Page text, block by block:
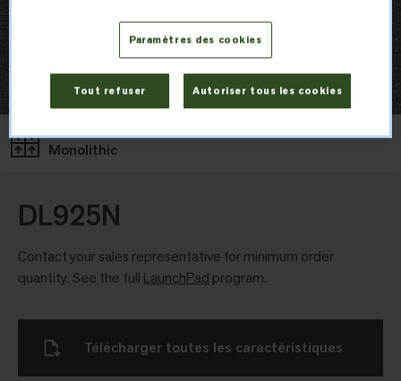
Monolithic
DL925N
Contact your sales representative for minimum order
quantity. See the full LaunchPad program.
Télécharger toutes les caractéristiques
Paramètres des cookies
Tout refuser Autoriser tous les cookies